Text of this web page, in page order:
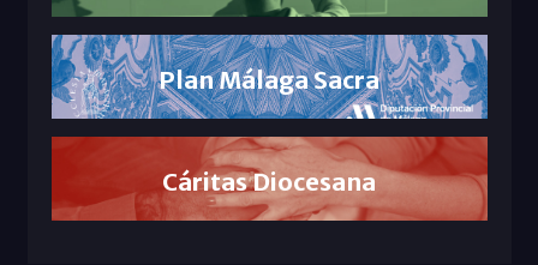
Plan Málaga Sacra
Cáritas Diocesana